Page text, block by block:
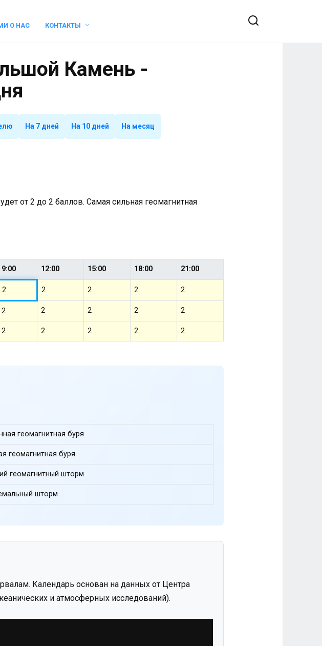
О НАС КОНТАКТЫ
Камень -
На 7 дней На 10 дней На месяц
от 2 до 2 баллов. Самая сильная геомагнитная
9:00 12:00 15:00 18:00 21:00
2 2 2 2 2
2 2 2 2 2
2 2 2 2 2
геомагнитная буря
геомагнитная буря
геомагнитный шторм
шторм
Календарь основан на данных от Центра
и атмосферных исследований).